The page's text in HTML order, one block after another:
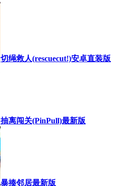
切绳救人(rescuecut!)安卓直装版
抽离闯关(PinPull)最新版
暴揍邻居最新版